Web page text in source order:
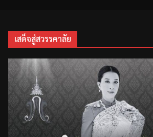
เสด็จสู่สวรรคาลัย